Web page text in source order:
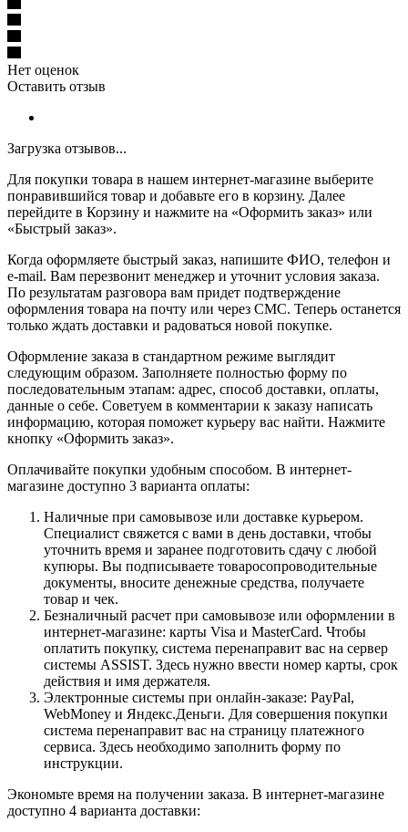
Нет оценок
Оставить отзыв
Загрузка отзывов...
Для покупки товара в нашем интернет-магазине выберите
понравившийся товар и добавьте его в корзину. Далее
перейдите в Корзину и нажмите на «Оформить заказ» или
«Быстрый заказ».
Когда оформляете быстрый заказ, напишите ФИО, телефон и
e-mail. Вам перезвонит менеджер и уточнит условия заказа.
По результатам разговора вам придет подтверждение
оформления товара на почту или через СМС. Теперь останется
только ждать доставки и радоваться новой покупке.
Оформление заказа в стандартном режиме выглядит
следующим образом. Заполняете полностью форму по
последовательным этапам: адрес, способ доставки, оплаты,
данные о себе. Советуем в комментарии к заказу написать
информацию, которая поможет курьеру вас найти. Нажмите
кнопку «Оформить заказ».
Оплачивайте покупки удобным способом. В интернет-
магазине доступно 3 варианта оплаты:
Наличные при самовывозе или доставке курьером.
Специалист свяжется с вами в день доставки, чтобы
уточнить время и заранее подготовить сдачу с любой
купюры. Вы подписываете товаросопроводительные
документы, вносите денежные средства, получаете
товар и чек.
Безналичный расчет при самовывозе или оформлении в
интернет-магазине: карты Visa и MasterCard. Чтобы
оплатить покупку, система перенаправит вас на сервер
системы ASSIST. Здесь нужно ввести номер карты, срок
действия и имя держателя.
Электронные системы при онлайн-заказе: PayPal,
WebMoney и Яндекс.Деньги. Для совершения покупки
система перенаправит вас на страницу платежного
сервиса. Здесь необходимо заполнить форму по
инструкции.
Экономьте время на получении заказа. В интернет-магазине
доступно 4 варианта доставки: